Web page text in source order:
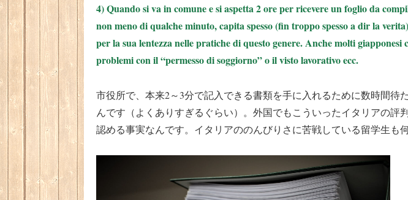
4) Quando si va in comune e si aspetta 2 ore per ricevere un foglio da
non meno di qualche minuto, capita spesso (fin troppo spesso a dir la
per la sua lentezza nelle pratiche di questo genere. Anche molti
problemi con il “permesso di soggiorno” o il visto lavorativo ecc.
市役所で、本来2～3分で記入できる書類を手に入れるために数時間待
んです（よくありすぎるぐらい）。外国でもこういったイタリアの評
認める事実なんです。イタリアののんびりさに苦戦している留学生も